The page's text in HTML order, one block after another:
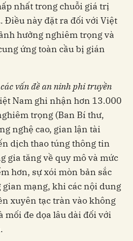
nhất trong chuỗi giá trị
Điều này đặt ra đối với Việt
hưởng nghiêm trọng và
ứng toàn cầu bị gián
vấn đề an ninh phi truyền
Nam ghi nhận hơn 13.000
trọng (Ban Bí thư,
nghệ cao, gian lận tài
dịch thao túng thông tin
gia tăng về quy mô và mức
hơn, sự xói mòn bản sắc
mạng, khi các nội dung
xuyên tạc tràn vào không
mối đe dọa lâu dài đối với